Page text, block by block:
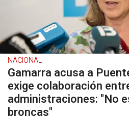
NACIONAL
Gamarra acusa a
exige colaboración
administraciones: "No
broncas"